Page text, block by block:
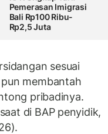
Pemerasan Imigrasi
Bali Rp100 Ribu-
Rp2,5 Juta
sesuai
membantah
pribadinya.
di BAP penyidik,